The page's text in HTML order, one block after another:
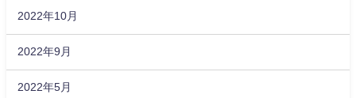
2022年10月
2022年9月
2022年5月